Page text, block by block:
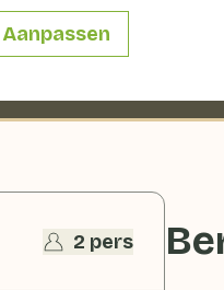
Aanpassen
2 pers